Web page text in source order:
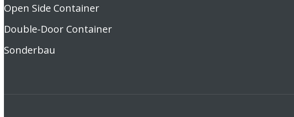
Open Side Container
Double-Door Container
Sonderbau